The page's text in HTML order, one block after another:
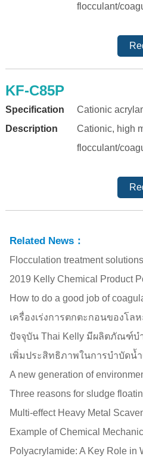
flocculant/
KF-C85P
Specification
Cationic
Description
Cationic, high
flocculant/
Related News：
Polyacrylamide: A Key Role in